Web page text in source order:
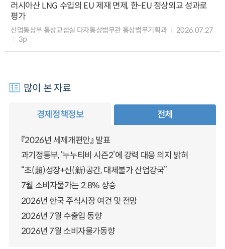
러시아산 LNG 수입의 EU 제재 면제, 한-EU 정상외교 성과로
평가
산업통상부 통상교섭실 다자통상법무관 통상법무기획과
2026.07.27
3p
많이 본 자료
경제정책정보 전체
『2026년 세제개편안』 발표
과기정통부, ‘누누티비 시즌2’에 강력 대응 의지 밝혀
“초(超)성장+신(新)공간, 대체불가 산업강국”
7월 소비자물가는 2.8% 상승
2026년 한국 주식시장 여건 및 전망
2026년 7월 수출입 동향
2026년 7월 소비자물가동향